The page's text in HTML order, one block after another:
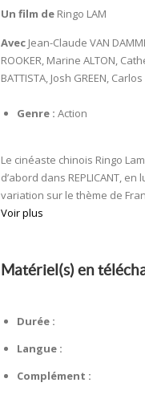
Un film deRingo LAM
AvecJean-Claude VAN
ROOKER, Marine ALTON,
BATTISTA, Josh GREEN,
Genre : Action
Le cinéaste chinois Ringo
d’abord dans REPLICANT,
variation sur le thème de
Voir plus
Matériel(s) en
Durée :
Langue :
Complément :